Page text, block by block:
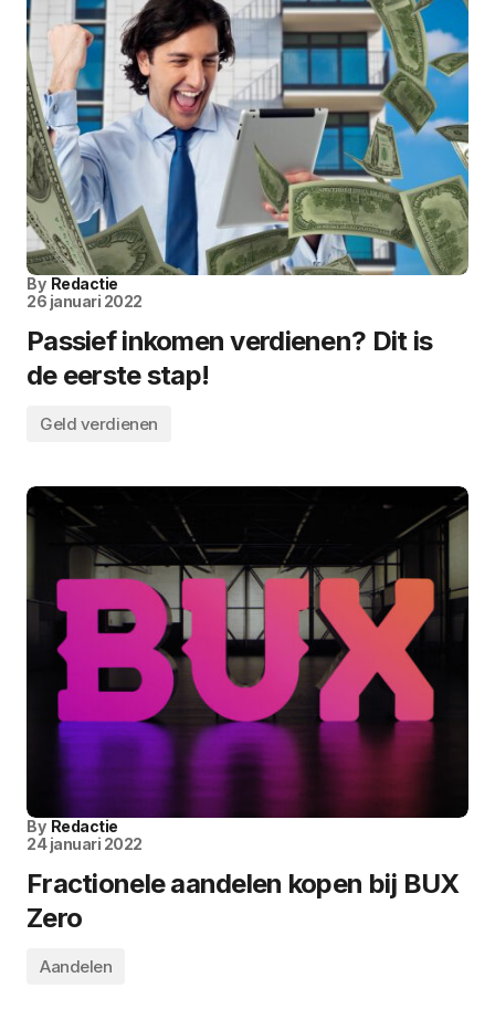
By Redactie
26 januari 2022
Passief inkomen verdienen? Dit is
de eerste stap!
Geld verdienen
By Redactie
24 januari 2022
Fractionele aandelen kopen bij BUX
Zero
Aandelen